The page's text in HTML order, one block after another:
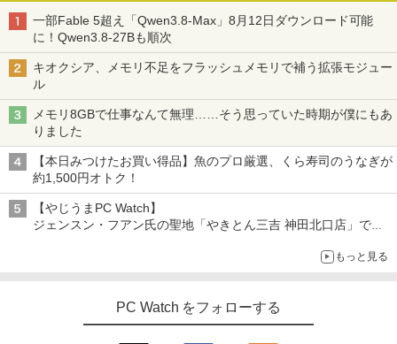
一部Fable 5超え「Qwen3.8-Max」8月12日ダウンロード可能
に！Qwen3.8-27Bも順次
キオクシア、メモリ不足をフラッシュメモリで補う拡張モジュー
ル
メモリ8GBで仕事なんて無理……そう思っていた時期が僕にもあ
りました
【本日みつけたお買い得品】魚のプロ厳選、くら寿司のうなぎが
約1,500円オトク！
【やじうまPC Watch】
ジェンスン・フアン氏の聖地「やきとん三吉 神田北口店」で
～コース名を変更したのはNVIDIAに怒られたからではないもっと見る
PC Watch をフォローする